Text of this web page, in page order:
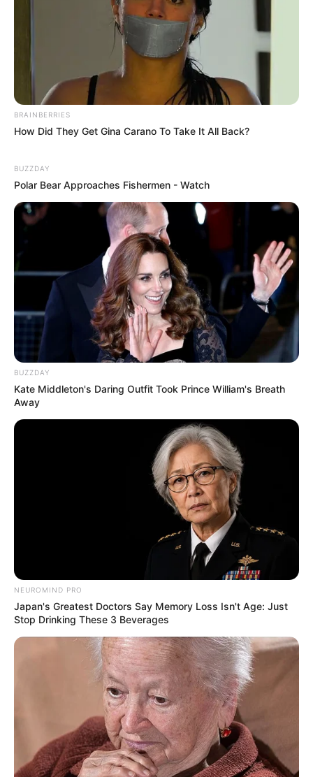
twindragonflydesigns
3. Depois, dobre-o ao meio deixando a estampa
para o lado de dentro. Passe a costura ao longo
da borda lateral. Reserve.
Imagens: twindragonflydesigns
tecido dois círculos com 41,0 cm de diâmetro
(cada um).
twindragonflydesigns
5. Pegue o tecido que estava reservado e prenda
neles os dois círculos, um em cada extremidade.
Use alfinetes ou faça um alinhavo simples para
manter as peças no lugar.
BRAINBERRIES
How Did They Get Gina Carano To Take It All Back?
BUZZDAY
Polar Bear Approaches Fishermen - Watch
BUZZDAY
Kate Middleton's Daring Outfit Took Prince William's Breath
Away
NEUROMIND PRO
Japan's Greatest Doctors Say Memory Loss Isn't Age: Just
Stop Drinking These 3 Beverages